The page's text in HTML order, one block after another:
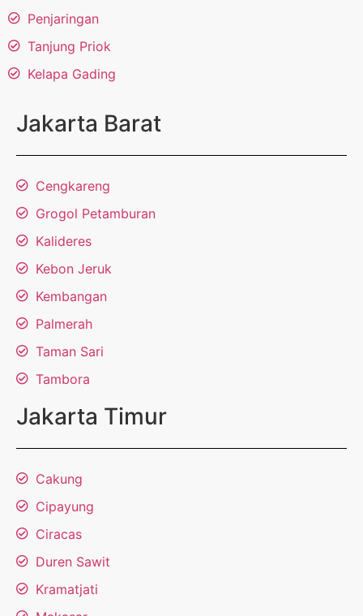
Penjaringan
Tanjung Priok
Kelapa Gading
Jakarta Barat
Cengkareng
Grogol Petamburan
Kalideres
Kebon Jeruk
Kembangan
Palmerah
Taman Sari
Tambora
Jakarta Timur
Cakung
Cipayung
Ciracas
Duren Sawit
Kramatjati